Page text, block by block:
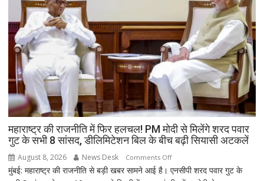
इंजन
में
शॉर्ट
सर्किट
से
उठा
धुआं;
डेढ़
घंटे
रुकी
महाराष्ट्र की राजनीति में फिर हलचल! PM मोदी से मिलेंगे शरद पवार
गुट के सभी 8 सांसद, डीलिमिटेशन बिल के बीच बढ़ी सियासी अटकलें
August 8, 2026 News Desk Comments Offon
महाराष्ट्र
मुंबई: महाराष्ट्र की राजनीति से बड़ी खबर सामने आई है। एनसीपी शरद पवार गुट के